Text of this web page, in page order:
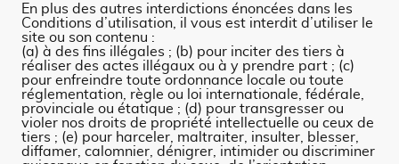
En plus des autres interdictions énoncées dans les
Conditions d’utilisation, il vous est interdit d’utiliser le
site ou son contenu :
(a) à des fins illégales ; (b) pour inciter des tiers à
réaliser des actes illégaux ou à y prendre part ; (c)
pour enfreindre toute ordonnance locale ou toute
réglementation, règle ou loi internationale, fédérale,
provinciale ou étatique ; (d) pour transgresser ou
violer nos droits de propriété intellectuelle ou ceux de
tiers ; (e) pour harceler, maltraiter, insulter, blesser,
diffamer, calomnier, dénigrer, intimider ou discriminer